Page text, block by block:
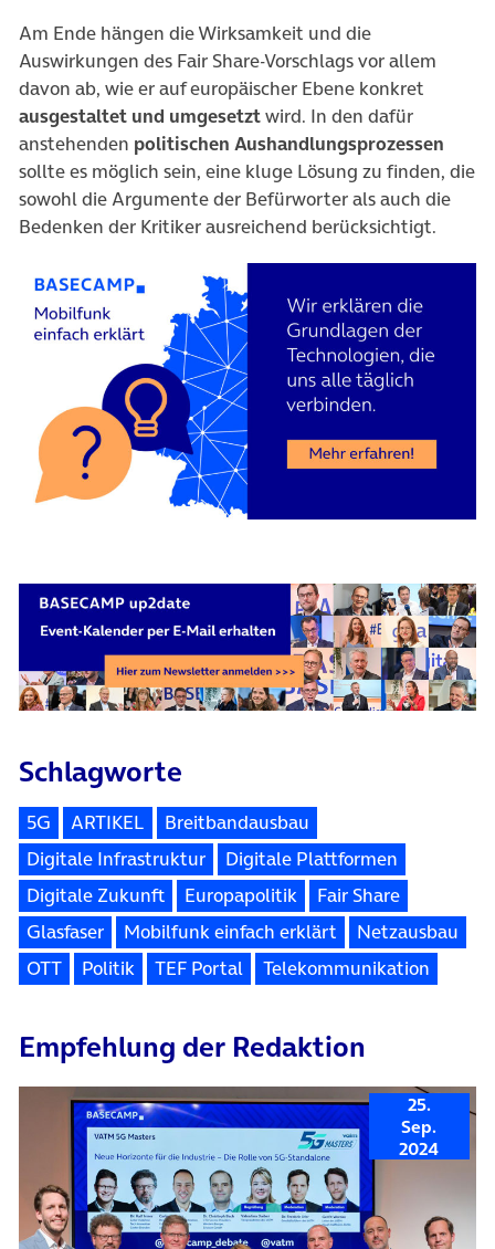
Am Ende hängen die Wirksamkeit und die
Auswirkungen des Fair Share-Vorschlags vor allem
davon ab, wie er auf europäischer Ebene konkret
ausgestaltet und umgesetztwird. In den dafür
anstehenden politischen Aushandlungsprozessen
sollte es möglich sein, eine kluge Lösung zu finden, die
sowohl die Argumente der Befürworter als auch die
Bedenken der Kritiker ausreichend berücksichtigt.
Schlagworte
5G ARTIKEL
Breitbandausbau
Digitale Infrastruktur
Digitale Plattformen
Digitale Zukunft
Europapolitik
Fair Share
Glasfaser
Mobilfunk einfach erklärt
Netzausbau
OTT
Politik TEF Portal Telekommunikation
Empfehlung der Redaktion
25.
Sep.
2024